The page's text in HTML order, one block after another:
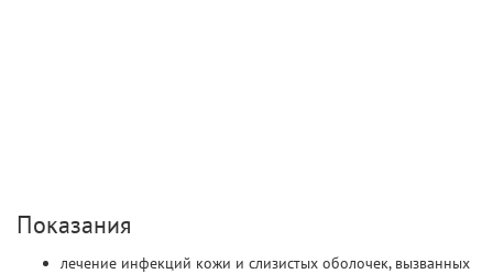
Показания
лечение инфекций кожи и слизистых оболочек, вызванных